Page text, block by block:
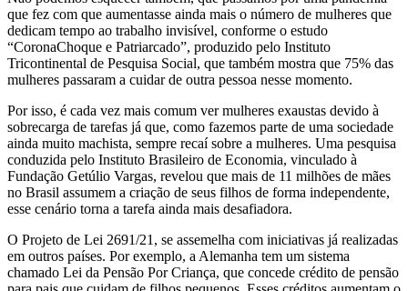
que fez com que aumentasse ainda mais o número de mulheres que
dedicam tempo ao trabalho invisível, conforme o estudo
“CoronaChoque e Patriarcado”, produzido pelo Instituto
Tricontinental de Pesquisa Social, que também mostra que 75% das
mulheres passaram a cuidar de outra pessoa nesse momento.
Por isso, é cada vez mais comum ver mulheres exaustas devido à
sobrecarga de tarefas já que, como fazemos parte de uma sociedade
ainda muito machista, sempre recaí sobre a mulheres. Uma pesquisa
conduzida pelo Instituto Brasileiro de Economia, vinculado à
Fundação Getúlio Vargas, revelou que mais de 11 milhões de mães
no Brasil assumem a criação de seus filhos de forma independente,
esse cenário torna a tarefa ainda mais desafiadora.
O Projeto de Lei 2691/21, se assemelha com iniciativas já realizadas
em outros países. Por exemplo, a Alemanha tem um sistema
chamado Lei da Pensão Por Criança, que concede crédito de pensão